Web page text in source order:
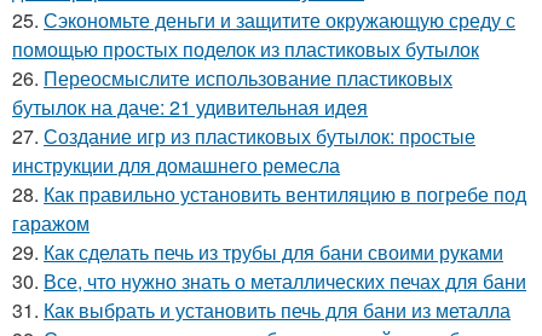
25. Сэкономьте деньги и защитите окружающую среду с
помощью простых поделок из пластиковых бутылок
26. Переосмыслите использование пластиковых
бутылок на даче: 21 удивительная идея
27. Создание игр из пластиковых бутылок: простые
инструкции для домашнего ремесла
28. Как правильно установить вентиляцию в погребе под
гаражом
29. Как сделать печь из трубы для бани своими руками
30. Все, что нужно знать о металлических печах для бани
31. Как выбрать и установить печь для бани из металла